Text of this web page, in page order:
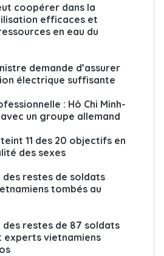
coopérer dans la
efficaces et
en eau du
demande d’assurer
électrique suffisante
: Hô Chi Minh-
un groupe allemand
11 des 20 objectifs en
des sexes
restes de soldats
tombés au
restes de 87 soldats
vietnamiens